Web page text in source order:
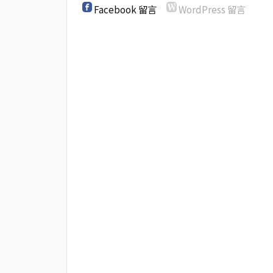
Facebook 留言 WordPress 留言